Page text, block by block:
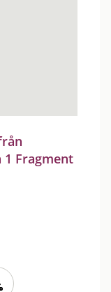
1 Fragment